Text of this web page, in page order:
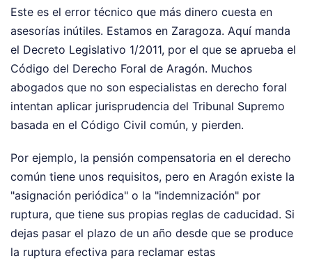
Este es el error técnico que más dinero cuesta en
asesorías inútiles. Estamos en Zaragoza. Aquí manda
el Decreto Legislativo 1/2011, por el que se aprueba el
Código del Derecho Foral de Aragón. Muchos
abogados que no son especialistas en derecho foral
intentan aplicar jurisprudencia del Tribunal Supremo
basada en el Código Civil común, y pierden.
Por ejemplo, la pensión compensatoria en el derecho
común tiene unos requisitos, pero en Aragón existe la
"asignación periódica" o la "indemnización" por
ruptura, que tiene sus propias reglas de caducidad. Si
dejas pasar el plazo de un año desde que se produce
la ruptura efectiva para reclamar estas